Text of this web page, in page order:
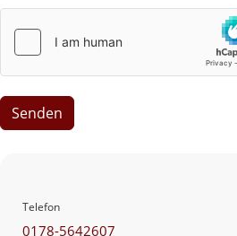
Senden
Telefon
0178-5642607